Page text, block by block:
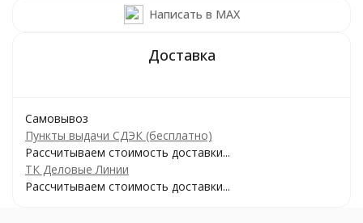
Написать в MAX
Самовывоз
Пункты выдачи СДЭК (бесплатно)
Рассчитываем стоимость доставки...
ТК Деловые Линии
Рассчитываем стоимость доставки...